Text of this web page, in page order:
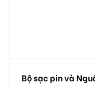
Bộ sạc pin và